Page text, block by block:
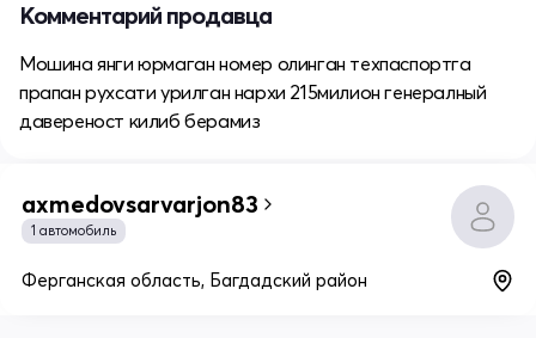
Комментарий продавца
Мошина янги юрмаган номер олинган техпаспортга
прапан рухсати урилган нархи 215милион генералный
давереност килиб берамиз
axmedovsarvarjon83
1 автомобиль
Ферганская область, Багдадский район